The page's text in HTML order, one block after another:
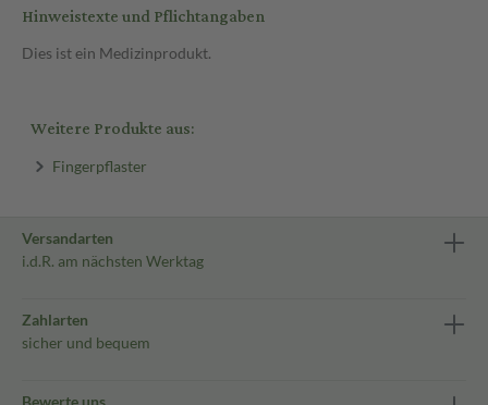
Hinweistexte und Pflichtangaben
Dies ist ein Medizinprodukt.
Weitere Produkte aus:
Fingerpflaster
Versandarten
i.d.R. am nächsten Werktag
Zahlarten
sicher und bequem
Bewerte uns